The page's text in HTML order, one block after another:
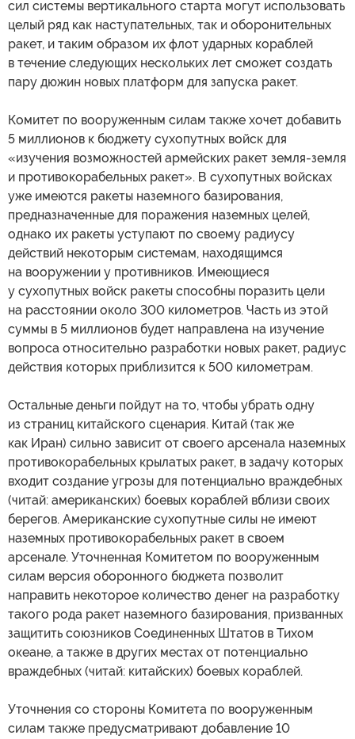
сил системы вертикального старта могут использовать
целый ряд как наступательных, так и оборонительных
ракет, и таким образом их флот ударных кораблей
в течение следующих нескольких лет сможет создать
пару дюжин новых платформ для запуска ракет.
Комитет по вооруженным силам также хочет добавить
5 миллионов к бюджету сухопутных войск для
«изучения возможностей армейских ракет земля-земля
и противокорабельных ракет». В сухопутных войсках
уже имеются ракеты наземного базирования,
предназначенные для поражения наземных целей,
однако их ракеты уступают по своему радиусу
действий некоторым системам, находящимся
на вооружении у противников. Имеющиеся
у сухопутных войск ракеты способны поразить цели
на расстоянии около 300 километров. Часть из этой
суммы в 5 миллионов будет направлена на изучение
вопроса относительно разработки новых ракет, радиус
действия которых приблизится к 500 километрам.
Остальные деньги пойдут на то, чтобы убрать одну
из страниц китайского сценария. Китай (так же
как Иран) сильно зависит от своего арсенала наземных
противокорабельных крылатых ракет, в задачу которых
входит создание угрозы для потенциально враждебных
(читай: американских) боевых кораблей вблизи своих
берегов. Американские сухопутные силы не имеют
наземных противокорабельных ракет в своем
арсенале. Уточненная Комитетом по вооруженным
силам версия оборонного бюджета позволит
направить некоторое количество денег на разработку
такого рода ракет наземного базирования, призванных
защитить союзников Соединенных Штатов в Тихом
океане, а также в других местах от потенциально
враждебных (читай: китайских) боевых кораблей.
Уточнения со стороны Комитета по вооруженным
силам также предусматривают добавление 10